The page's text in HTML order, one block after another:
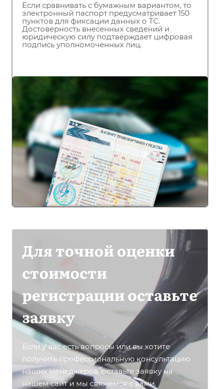
Если сравнивать с бумажным вариантом, то
электронный паспорт предусматривает 150
пунктов для фиксации данных о ТС.
Достоверность внесенных сведений и
юридическую силу подтверждает цифровая
подпись уполномоченных лиц.
Для точной оценки
стоимости
регистрации оставьте
заявку
Если у вас есть вопросы или вы хотите
получить профессиональную консультацию
наших менеджеров, оставьте заявку на
нашем сайт и мы свяжемся с вами.